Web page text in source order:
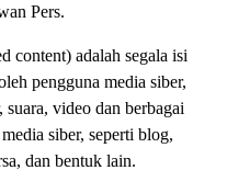
Pers.
content) adalah segala isi
pengguna media siber,
video dan berbagai
siber, seperti blog,
dan bentuk lain.